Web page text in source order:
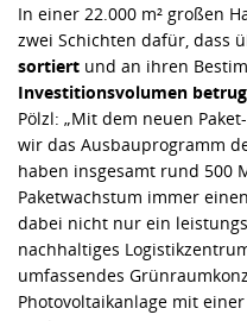
In einer 22.000 m² großen
zwei Schichten dafür, dass
sortiert und an ihren
Investitionsvolumen
Pölzl: „Mit dem neuen
wir das Ausbauprogramm
haben insgesamt rund 500
Paketwachstum immer
dabei nicht nur ein
nachhaltiges
umfassendes
Photovoltaikanlage mit